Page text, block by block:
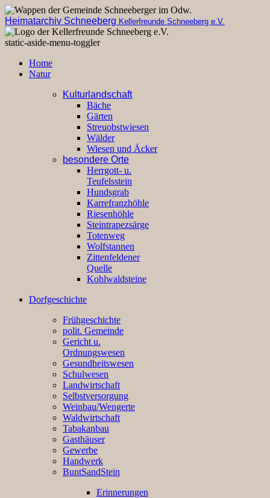
Heimatarchiv Schneeberg Kellerfreunde Schneeberg e.V.
static-aside-menu-toggler
Home
Natur
Kulturlandschaft
Bäche
Gärten
Streuobstwiesen
Wälder
Wiesen und Äcker
besondere Orte
Herrgott- u.
Teufelsstein
Hundsgrab
Karrefranzhöhle
Riesenhöhle
Steintrapezsärge
Totenweg
Wolfstannen
Zittenfeldener
Quelle
Kohlwaldsteine
Dorfgeschichte
Frühgeschichte
polit. Gemeinde
Gericht u.
Ordnungswesen
Gesundheitswesen
Schulwesen
Landwirtschaft
Selbstversorgung
Weinbau/Wengerte
Waldwirtschaft
Tabakanbau
Gasthäuser
Gewerbe
Handwerk
BuntSandStein
Erinnerungen